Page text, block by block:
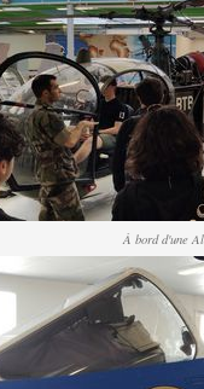
À bord d'une